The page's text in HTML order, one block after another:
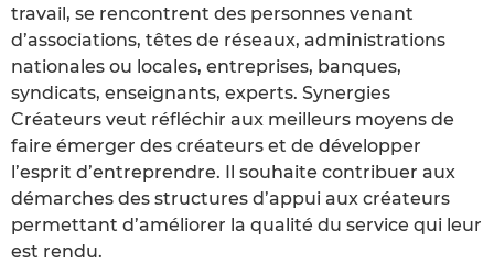
travail, se rencontrent des personnes venant
d’associations, têtes de réseaux, administrations
nationales ou locales, entreprises, banques,
syndicats, enseignants, experts. Synergies
Créateurs veut réfléchir aux meilleurs moyens de
faire émerger des créateurs et de développer
l’esprit d’entreprendre. Il souhaite contribuer aux
démarches des structures d’appui aux créateurs
permettant d’améliorer la qualité du service qui leur
est rendu.